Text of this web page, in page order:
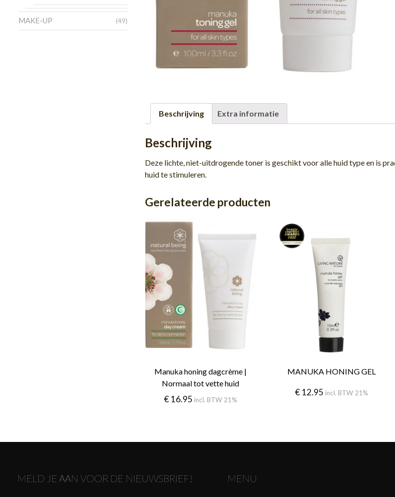
MAKE-UP (49)
Beschrijving Extra informatie
Beschrijving
Deze lichte, niet-uitdrogende toner is geschikt voor alle huid type en is
huid te stimuleren.
Gerelateerde producten
Manuka honing dagcrème |
Normaal tot vette huid
€16.95 incl. BTW 21%
MANUKA HONING GEL
€12.95 incl. BTW 21%
MELD JE AAN VOOR DE NIEUWSBRIEF! MENU